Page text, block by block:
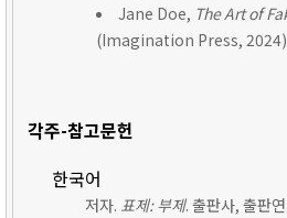
Jane Doe, The Art of
(Imagination Press,
각주-참고문헌
한국어
저자. 표제: 부제. 출판사, 출판